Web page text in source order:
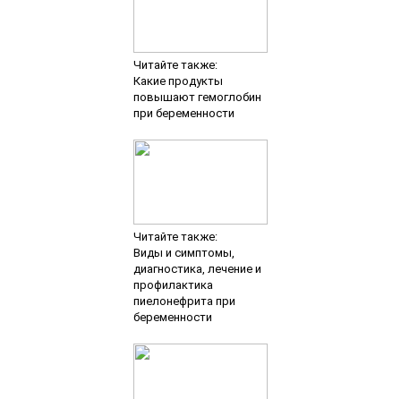
Читайте также:
Какие продукты
повышают гемоглобин
при беременности
Читайте также:
Виды и симптомы,
диагностика, лечение и
профилактика
пиелонефрита при
беременности